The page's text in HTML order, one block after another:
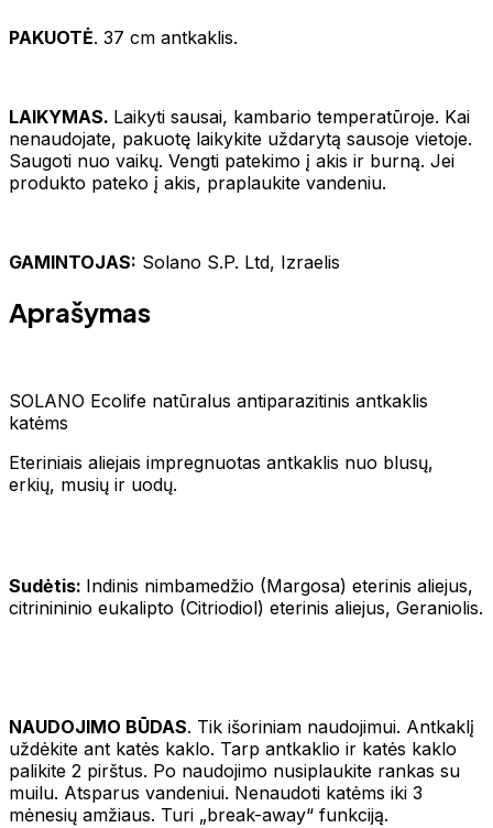
PAKUOTĖ. 37 cm antkaklis.
LAIKYMAS. Laikyti sausai, kambario temperatūroje. Kai
nenaudojate, pakuotę laikykite uždarytą sausoje vietoje.
Saugoti nuo vaikų. Vengti patekimo į akis ir burną. Jei
produkto pateko į akis, praplaukite vandeniu.
GAMINTOJAS: Solano S.P. Ltd, Izraelis
Aprašymas
SOLANO Ecolife natūralus antiparazitinis antkaklis
katėms
Eteriniais aliejais impregnuotas antkaklis nuo blusų,
erkių, musių ir uodų.
Sudėtis: Indinis nimbamedžio (Margosa) eterinis aliejus,
citrinininio eukalipto (Citriodiol) eterinis aliejus, Geraniolis.
NAUDOJIMO BŪDAS. Tik išoriniam naudojimui. Antkaklį
uždėkite ant katės kaklo. Tarp antkaklio ir katės kaklo
palikite 2 pirštus. Po naudojimo nusiplaukite rankas su
muilu. Atsparus vandeniui. Nenaudoti katėms iki 3
mėnesių amžiaus. Turi „break-away“ funkciją.